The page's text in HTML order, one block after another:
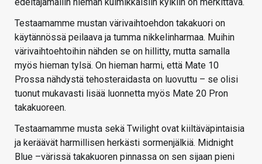
Testaamamme mustan värivaihtoehdon takakuori on
käytännössä peilaava ja tumma nikkelinharmaa. Muihin
värivaihtoehtoihin nähden se on hillitty, mutta samalla
myös hieman tylsä. On hieman harmi, että Mate 10
Prossa nähdystä tehosteraidasta on luovuttu – se olisi
tuonut mukavasti lisää luonnetta myös Mate 20 Pron
takakuoreen.
Testaamamme musta sekä Twilight ovat kiiltäväpintaisia
ja keräävät harmillisen herkästi sormenjälkiä. Midnight
Blue –värissä takakuoren pinnassa on sen sijaan pieni